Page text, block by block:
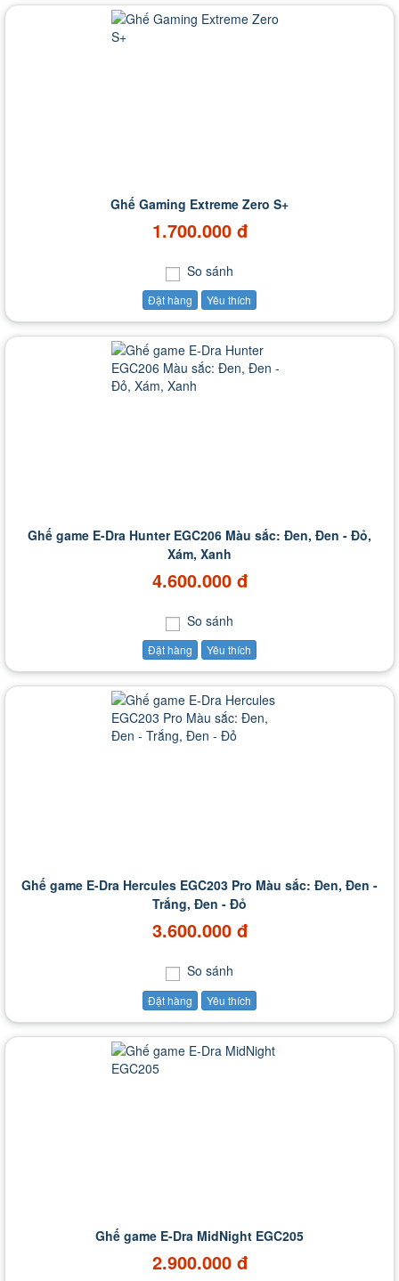
Ghế Gaming Extreme Zero S+
1.700.000 đ
So sánh
Đặt hàng Yêu thích
Ghế game E-Dra Hunter EGC206 Màu sắc: Đen, Đen - Đỏ,
Xám, Xanh
4.600.000 đ
So sánh
Đặt hàng Yêu thích
Ghế game E-Dra Hercules EGC203 Pro Màu sắc: Đen, Đen -
Trắng, Đen - Đỏ
3.600.000 đ
So sánh
Đặt hàng Yêu thích
Ghế game E-Dra MidNight EGC205
2.900.000 đ